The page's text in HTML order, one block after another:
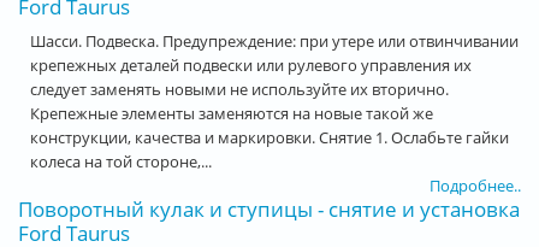
Ford Taurus
Шасси. Подвеска. Предупреждение: при утере или отвинчивании
крепежных деталей подвески или рулевого управления их
следует заменять новыми не используйте их вторично.
Крепежные элементы заменяются на новые такой же
конструкции, качества и маркировки. Снятие 1. Ослабьте гайки
колеса на той стороне,...
Подробнее..
Поворотный кулак и ступицы - снятие и установка
Ford Taurus